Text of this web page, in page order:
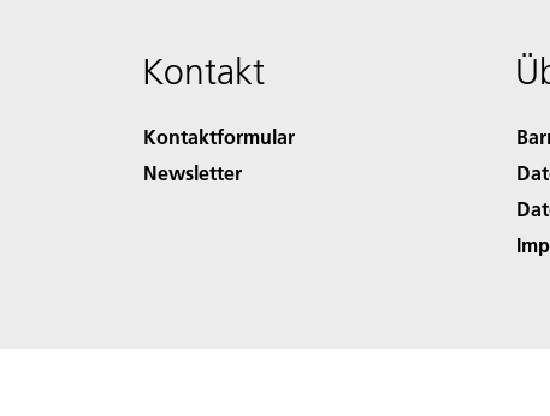
Kontakt
Kontaktformular
Newsletter